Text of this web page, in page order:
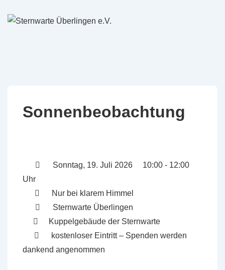
Zum
Sonnenbeobachtung
Sonntag, 19. Juli 2026 10:00 - 12:00
Uhr
Nur bei klarem Himmel
Sternwarte Überlingen
Kuppelgebäude der Sternwarte
kostenloser Eintritt – Spenden werden
dankend angenommen